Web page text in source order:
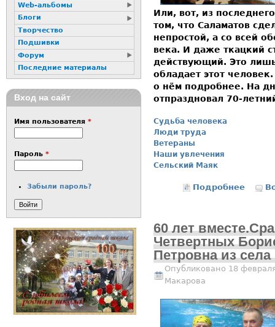
Или, вот, из
том, что Саламатов
непростой, а со всей
века. И даже ткацкий
действующий. Это
обладает этот
о нём подробнее. На
отпраздновал 70-
Судьба человека
Люди труда
Ветераны
Наши увлечения
Сельский Маяк
Подробнее о Для
60 лет
Четвертных
Петровна из
Опубликовано 18
Макарова
Web-альбомы
Блоги
Творчество
Подшивки
Форум
Последние материалы
Вход на сайт
Имя пользователя *
Пароль *
Забыли пароль?